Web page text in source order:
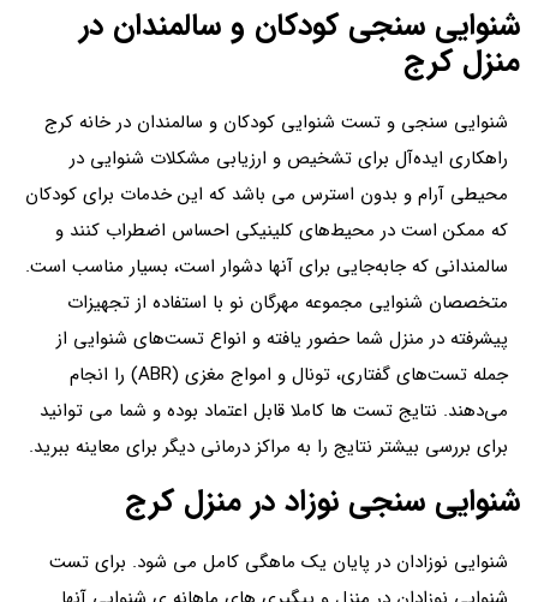
شنوایی سنجی کودکان و سالمندان در
منزل کرج
شنوایی سنجی و تست شنوایی کودکان و سالمندان در خانه کرج
راهکاری ایده‌آل برای تشخیص و ارزیابی مشکلات شنوایی در
محیطی آرام و بدون استرس می باشد که این خدمات برای کودکان
که ممکن است در محیط‌های کلینیکی احساس اضطراب کنند و
سالمندانی که جابه‌جایی برای آنها دشوار است، بسیار مناسب است.
متخصصان شنوایی‌ مجموعه مهرگان نو با استفاده از تجهیزات
پیشرفته در منزل شما حضور یافته و انواع تست‌های شنوایی از
جمله تست‌های گفتاری، تونال و امواج مغزی (ABR) را انجام
می‌دهند. نتایج تست ها کاملا قابل اعتماد بوده و شما می توانید
برای بررسی بیشتر نتایج را به مراکز درمانی دیگر برای معاینه ببرید.
شنوایی سنجی نوزاد در منزل کرج
شنوایی نوزادان در پایان یک ماهگی کامل می شود. برای تست